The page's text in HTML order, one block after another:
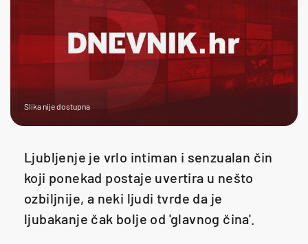
Slika nije dostupna
Ljubljenje je vrlo intiman i senzualan čin
koji ponekad postaje uvertira u nešto
ozbiljnije, a neki ljudi tvrde da je
ljubakanje čak bolje od 'glavnog čina'.